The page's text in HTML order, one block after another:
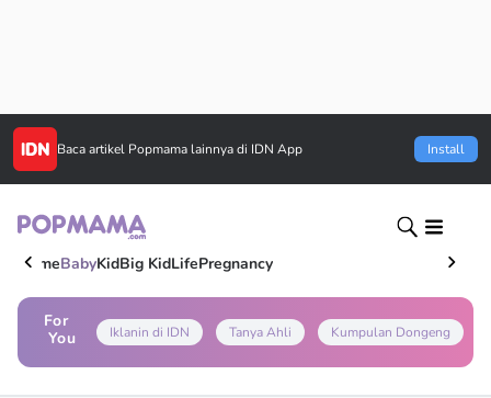
Baca artikel Popmama lainnya di IDN App Install
HomeBabyKidBig KidLifePregnancy
For
You
Iklanin di IDN Tanya Ahli Kumpulan Dongeng